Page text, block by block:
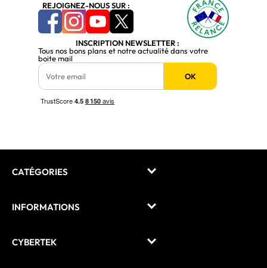
REJOIGNEZ-NOUS SUR :
INSCRIPTION NEWSLETTER :
Tous nos bons plans et notre actualité dans votre
boite mail
OK
CATÉGORIES
INFORMATIONS
CYBERTEK